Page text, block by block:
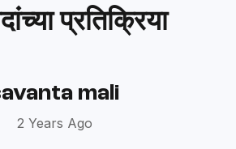
प्रतिक्रिया
Prajakta
3 Years Ago